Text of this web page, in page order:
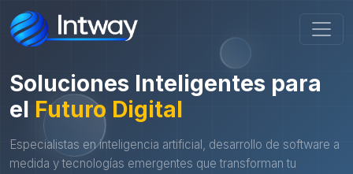
Soluciones Inteligentes para
el Futuro Digital
Especialistas en inteligencia artificial, desarrollo de software a
medida y tecnologías emergentes que transforman tu